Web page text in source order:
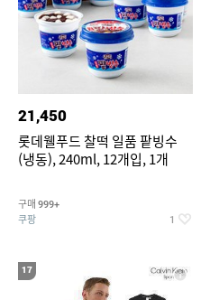
21,450
롯데웰푸드 찰떡 일품 팥빙수
(냉동), 240ml, 12개입, 1개
구매 999+
쿠팡 1
17